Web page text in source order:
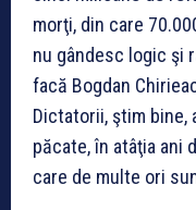
morţi, din care
nu gândesc logic şi
facă Bogdan
Dictatorii, ştim bine,
păcate, în atâţia ani
care de multe ori